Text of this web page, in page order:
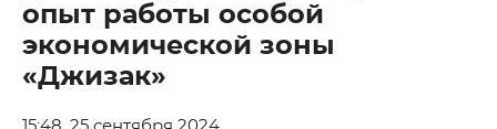
опыт работы особой
экономической зоны
«Джизак»